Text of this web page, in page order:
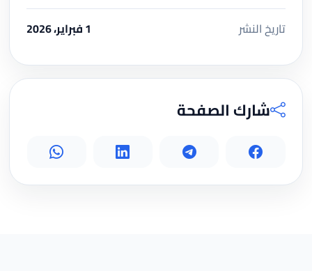
تاريخ النشر
1 فبراير، 2026
شارك الصفحة